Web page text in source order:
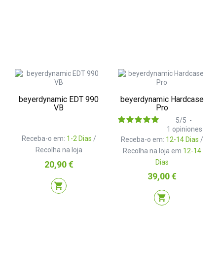
beyerdynamic EDT 990
VB
Receba-o em: 1-2 Dias /
Recolha na loja
Preço
20,90 €
shopping_cart
beyerdynamic Hardcase
Pro
Receba-o em: 12-14 Dias /
Recolha na loja em 12-14
Dias
5/5 -
1 opiniones
Preço
39,00 €
shopping_cart